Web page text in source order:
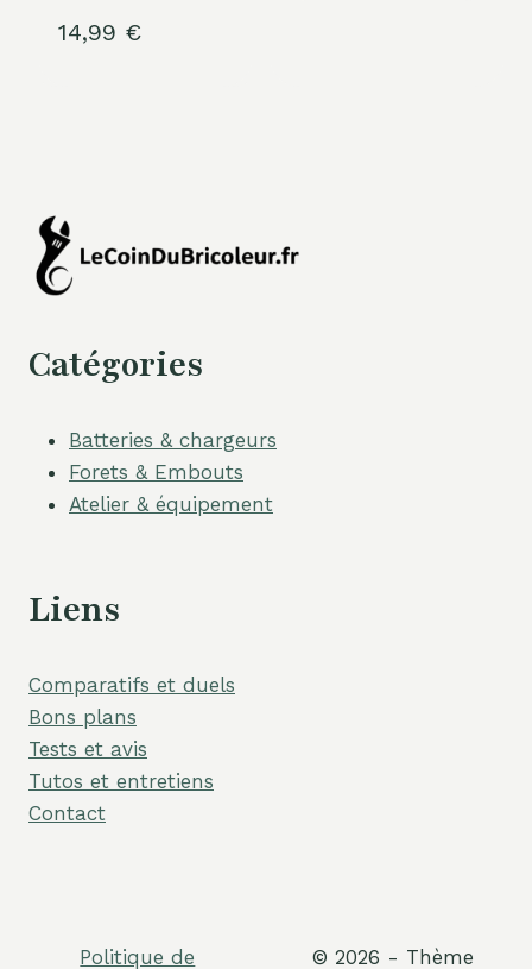
14,99 €
Catégories
Batteries & chargeurs
Forets & Embouts
Atelier & équipement
Liens
Comparatifs et duels
Bons plans
Tests et avis
Tutos et entretiens
Contact
Politique de © 2026 - Thème